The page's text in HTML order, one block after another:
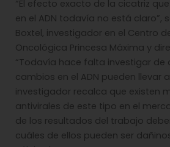
“El efecto exacto de la cicatriz
en el ADN todavía no está claro”,
Boxtel, investigador en el Centro
Oncológica Princesa Máxima y
“Todavía hace falta investigar de
cambios en el ADN pueden llevar a
investigador recalca que existen
antivirales de este tipo en el
de los resultados del trabajo
cuáles de ellos pueden ser